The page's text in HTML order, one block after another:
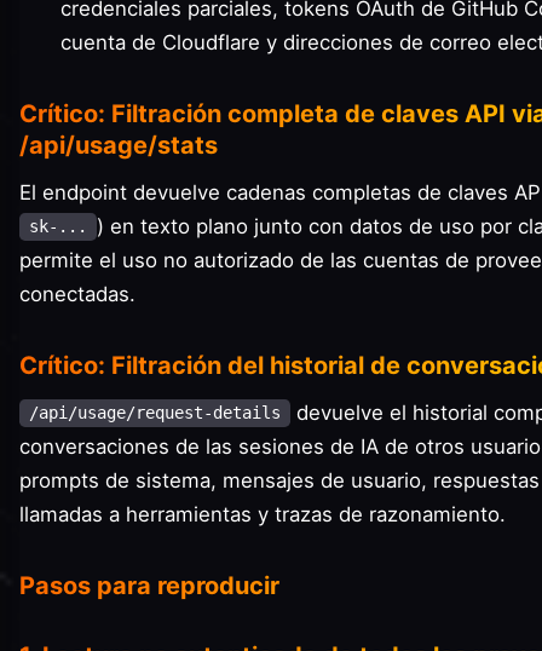
credenciales parciales, tokens OAuth de GitHub
cuenta de Cloudflare y direcciones de correo
Crítico: Filtración completa de claves API
/api/usage/stats
El endpoint devuelve cadenas completas de claves
sk-...
) en texto plano junto con datos de uso por
permite el uso no autorizado de las cuentas de
conectadas.
Crítico: Filtración del historial de
/api/usage/request-details
devuelve el historial
conversaciones de las sesiones de IA de otros
prompts de sistema, mensajes de usuario,
llamadas a herramientas y trazas de razonamiento.
Pasos para reproducir